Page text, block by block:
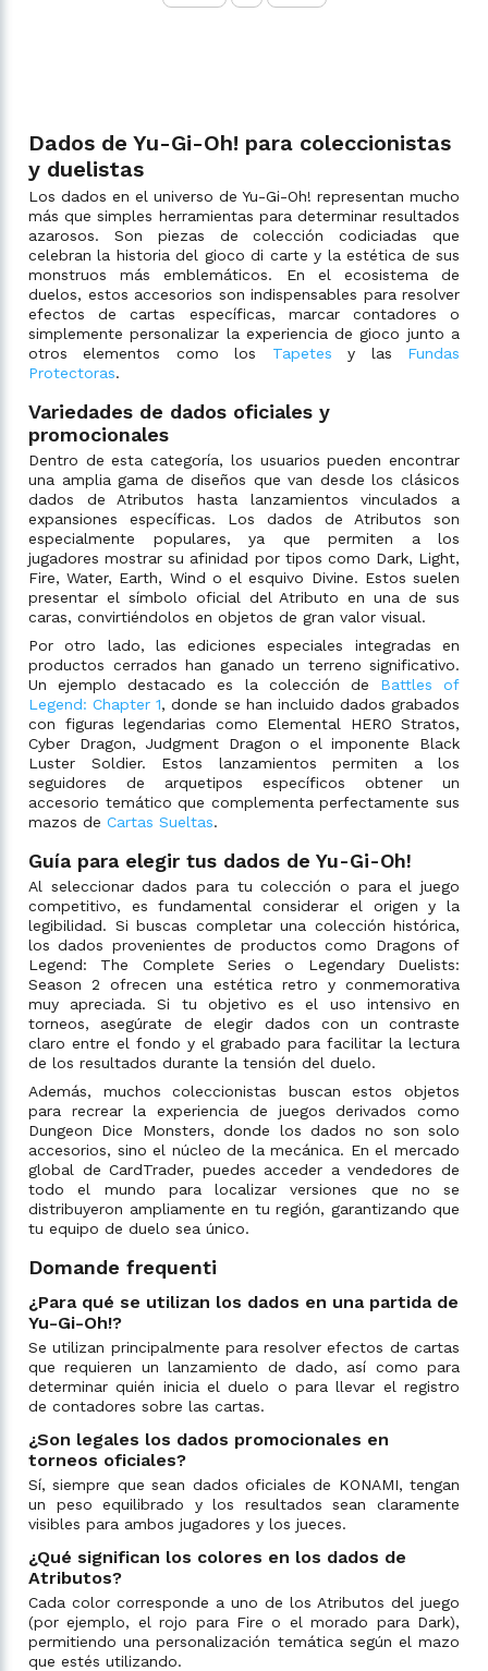
Dados de Yu-Gi-Oh! para coleccionistas
y duelistas
Los dados en el universo de Yu-Gi-Oh! representan mucho
más que simples herramientas para determinar resultados
azarosos. Son piezas de colección codiciadas que
celebran la historia del gioco di carte y la estética de sus
monstruos más emblemáticos. En el ecosistema de
duelos, estos accesorios son indispensables para resolver
efectos de cartas específicas, marcar contadores o
simplemente personalizar la experiencia de gioco junto a
otros elementos como los Tapetes y las Fundas
Protectoras.
Variedades de dados oficiales y
promocionales
Dentro de esta categoría, los usuarios pueden encontrar
una amplia gama de diseños que van desde los clásicos
dados de Atributos hasta lanzamientos vinculados a
expansiones específicas. Los dados de Atributos son
especialmente populares, ya que permiten a los
jugadores mostrar su afinidad por tipos como Dark, Light,
Fire, Water, Earth, Wind o el esquivo Divine. Estos suelen
presentar el símbolo oficial del Atributo en una de sus
caras, convirtiéndolos en objetos de gran valor visual.
Por otro lado, las ediciones especiales integradas en
productos cerrados han ganado un terreno significativo.
Un ejemplo destacado es la colección de Battles of
Legend: Chapter 1, donde se han incluido dados grabados
con figuras legendarias como Elemental HERO Stratos,
Cyber Dragon, Judgment Dragon o el imponente Black
Luster Soldier. Estos lanzamientos permiten a los
seguidores de arquetipos específicos obtener un
accesorio temático que complementa perfectamente sus
mazos de Cartas Sueltas.
Guía para elegir tus dados de Yu-Gi-Oh!
Al seleccionar dados para tu colección o para el juego
competitivo, es fundamental considerar el origen y la
legibilidad. Si buscas completar una colección histórica,
los dados provenientes de productos como Dragons of
Legend: The Complete Series o Legendary Duelists:
Season 2 ofrecen una estética retro y conmemorativa
muy apreciada. Si tu objetivo es el uso intensivo en
torneos, asegúrate de elegir dados con un contraste
claro entre el fondo y el grabado para facilitar la lectura
de los resultados durante la tensión del duelo.
Además, muchos coleccionistas buscan estos objetos
para recrear la experiencia de juegos derivados como
Dungeon Dice Monsters, donde los dados no son solo
accesorios, sino el núcleo de la mecánica. En el mercado
global de CardTrader, puedes acceder a vendedores de
todo el mundo para localizar versiones que no se
distribuyeron ampliamente en tu región, garantizando que
tu equipo de duelo sea único.
Domande frequenti
¿Para qué se utilizan los dados en una partida de
Yu-Gi-Oh!?
Se utilizan principalmente para resolver efectos de cartas
que requieren un lanzamiento de dado, así como para
determinar quién inicia el duelo o para llevar el registro
de contadores sobre las cartas.
¿Son legales los dados promocionales en
torneos oficiales?
Sí, siempre que sean dados oficiales de KONAMI, tengan
un peso equilibrado y los resultados sean claramente
visibles para ambos jugadores y los jueces.
¿Qué significan los colores en los dados de
Atributos?
Cada color corresponde a uno de los Atributos del juego
(por ejemplo, el rojo para Fire o el morado para Dark),
permitiendo una personalización temática según el mazo
que estés utilizando.